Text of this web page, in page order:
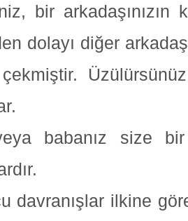
bir arkadaşınızın
dolayı diğer
çekmiştir.
babanız size
davranışlar ilkine